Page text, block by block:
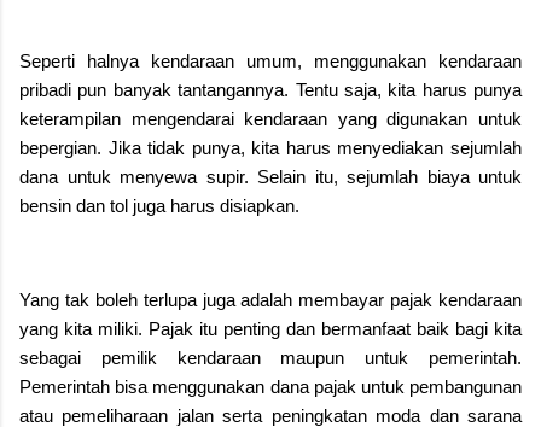
Seperti halnya kendaraan umum, menggunakan kendaraan
pribadi pun banyak tantangannya. Tentu saja, kita harus punya
keterampilan mengendarai kendaraan yang digunakan untuk
bepergian. Jika tidak punya, kita harus menyediakan sejumlah
dana untuk menyewa supir. Selain itu, sejumlah biaya untuk
bensin dan tol juga harus disiapkan.
Yang tak boleh terlupa juga adalah membayar pajak kendaraan
yang kita miliki. Pajak itu penting dan bermanfaat baik bagi kita
sebagai pemilik kendaraan maupun untuk pemerintah.
Pemerintah bisa menggunakan dana pajak untuk pembangunan
atau pemeliharaan jalan serta peningkatan moda dan sarana